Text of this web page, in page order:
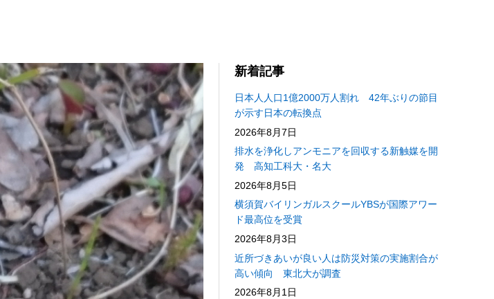
新着記事
日本人人口1億2000万人割れ 42年ぶりの節目
が示す日本の転換点
2026年8月7日
排水を浄化しアンモニアを回収する新触媒を開
発 高知工科大・名大
2026年8月5日
横須賀バイリンガルスクールYBSが国際アワー
ド最高位を受賞
2026年8月3日
近所づきあいが良い人は防災対策の実施割合が
高い傾向 東北大が調査
2026年8月1日